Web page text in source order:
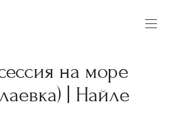
на море
| Найле